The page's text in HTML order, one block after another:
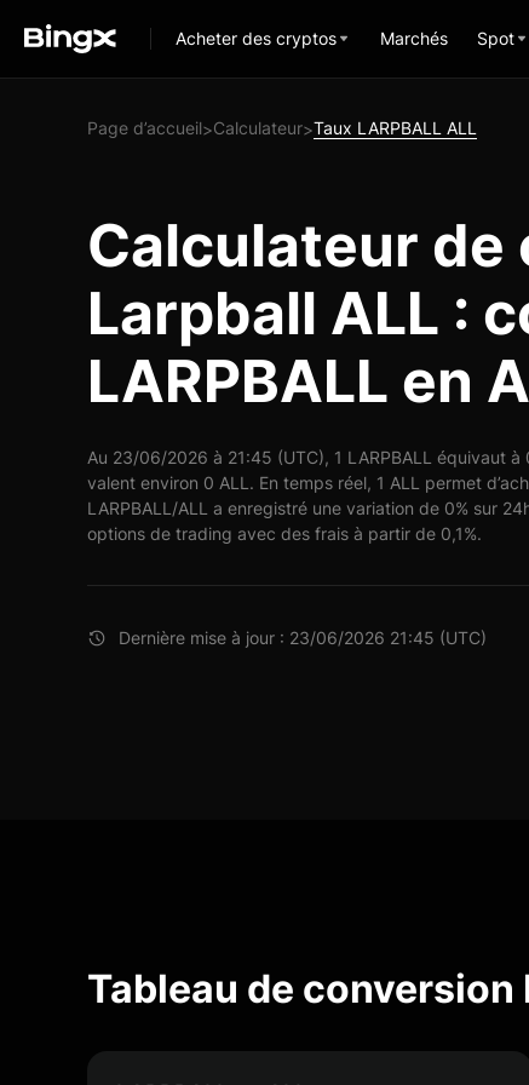
Acheter des cryptos Marchés Spot
Page d’accueil>Calculateur>Taux LARPBALL ALL
Calculateur de
Larpball ALL :
LARPBALL en
Au 23/06/2026 à 21:45 (UTC), 1 LARPBALL équivaut à
valent environ 0 ALL. En temps réel, 1 ALL permet
LARPBALL/ALL a enregistré une variation de 0% sur
options de trading avec des frais à partir de 0,1%.
Dernière mise à jour : 23/06/2026 21:45 (UTC)
Tableau de conversion